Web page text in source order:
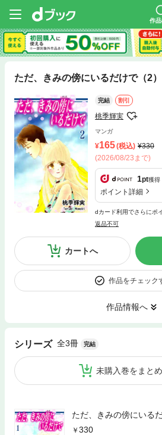
作
ただ、きみの傍にいるだけで（2）
完結 割引
桃季輝実
マンガ
165(税込)
330
(2026/08/23まで)
1pt獲得
ポイント詳細
dカード利用でさらにポ
返品不可
カートへ
作品をチェック
作品情報へ
シリーズ 全3冊 完結
未購入巻をまと
ただ、きみの傍にいる
330